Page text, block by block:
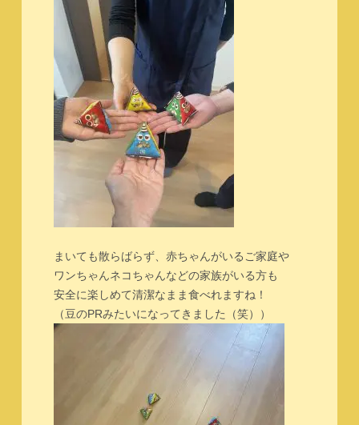
まいても散らばらず、赤ちゃんがいるご家庭や
ワンちゃんネコちゃんなどの家族がいる方も
安全に楽しめて清潔なまま食べれますね！
（豆のPRみたいになってきました（笑））